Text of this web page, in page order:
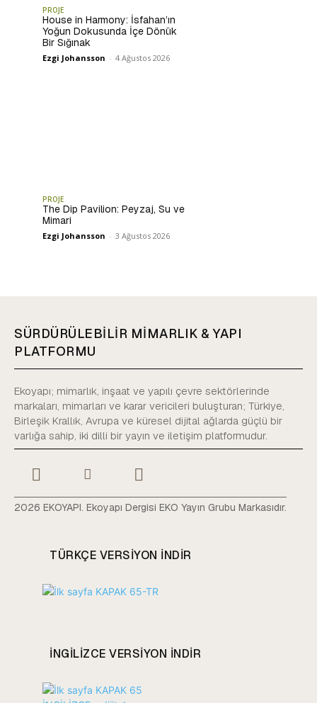
PROJE
House in Harmony: İsfahan’ın
Yoğun Dokusunda İçe Dönük
Bir Sığınak
Ezgi Johansson - 4 Ağustos 2026
PROJE
The Dip Pavilion: Peyzaj, Su ve
Mimari
Ezgi Johansson - 3 Ağustos 2026
SÜRDÜRÜLEBİLİR MİMARLIK & YAPI
PLATFORMU
Ekoyapı; mimarlık, inşaat ve yapılı çevre sektörlerinde
markaları, mimarları ve karar vericileri buluşturan; Türkiye,
Birleşik Krallık, Avrupa ve küresel dijital ağlarda güçlü bir
varlığa sahip, iki dilli bir yayın ve iletişim platformudur.
2026 EKOYAPI. Ekoyapı Dergisi EKO Yayın Grubu Markasıdır.
TÜRKÇE VERSIYON INDIR
INGILIZCE VERSIYON INDIR